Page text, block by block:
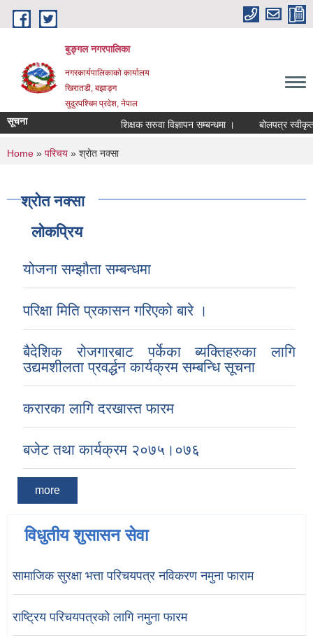
Skip to main content
बुङ्गल नगरपालिका
नगरकार्यपालिकाको कार्यालय
खिरातडी, बझाङ्ग
सुदुरपश्चिम प्रदेश, नेपाल
सूचना शिक्षक सरुवा विज्ञापन सम्बन्धमा । बोलपत्र स्वीकृत
You are here
Home » परिचय » श्रोत नक्सा
श्रोत नक्सा
लोकप्रिय
योजना सम्झौता सम्बन्धमा
परिक्षा मिति प्रकासन गरिएको बारे ।
बैदेशिक रोजगारबाट पर्केका ब्यक्तिहरुका लागि
उद्यमशीलता प्रवर्द्धन कार्यक्रम सम्बन्धि सूचना
करारका लागि दरखास्त फारम
बजेट तथा कार्यक्रम २०७५।०७६
more
विधुतीय शुसासन सेवा
सामाजिक सुरक्षा भत्ता परिचयपत्र नविकरण नमुना फाराम
राष्ट्रिय परिचयपत्रको लागि नमुना फारम